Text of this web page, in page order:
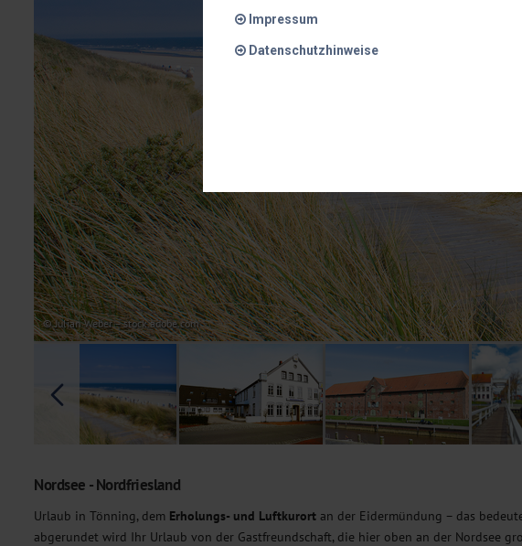
© Julian Weber – stock.adobe.com
Nordsee - Nordfriesland
Urlaub in Tönning, dem Erholungs- und Luftkurort an der Eidermündung – das
abgerundet wird Ihr Urlaub von der Gastfreundschaft, die hier oben an der Nordsee
Impressum
Datenschutzhinweise
Diese Cookies sind für den Betrieb der Seite
möchten, um Ihnen unsere Dienste bei einem
Statistik
Um unser Angebot und unsere Webseite weiter zu
dieser Cookies können wir beispielsweise die
unsere Inhalte optimieren. Wir nutzen hierfür
Übermittlung, der auf unsere Website erfassten
Datenschutzhinweisen. Sie können Ihre
Marketing
Diese Cookies werden genutzt, um Ihnen